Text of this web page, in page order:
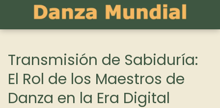
Transmisión de Sabiduría:
El Rol de los Maestros de
Danza en la Era Digital